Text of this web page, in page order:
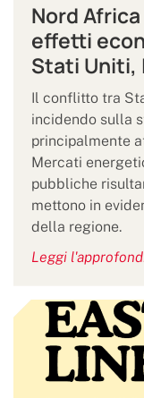
Nord
effetti
Stati Uniti,
Il conflitto tra
incidendo sulla
principalmente
Mercati
pubbliche
mettono in
della regione.
Leggi